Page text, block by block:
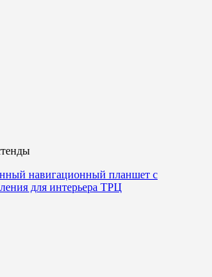
навигационный планшет с
для интерьера ТРЦ